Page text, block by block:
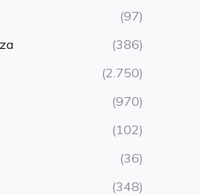
(97)
(386)
(2.750)
(970)
(102)
(36)
(348)